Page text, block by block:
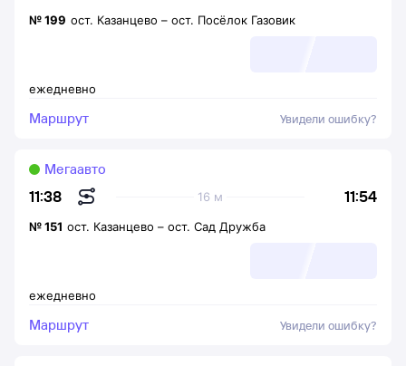
ежедневно
№199 ост. Казанцево – ост. Посёлок Газовик
Маршрут Увидели ошибку?
11:38 11:54
16 м
Мегаавто
ежедневно
№151 ост. Казанцево – ост. Сад Дружба
Маршрут Увидели ошибку?